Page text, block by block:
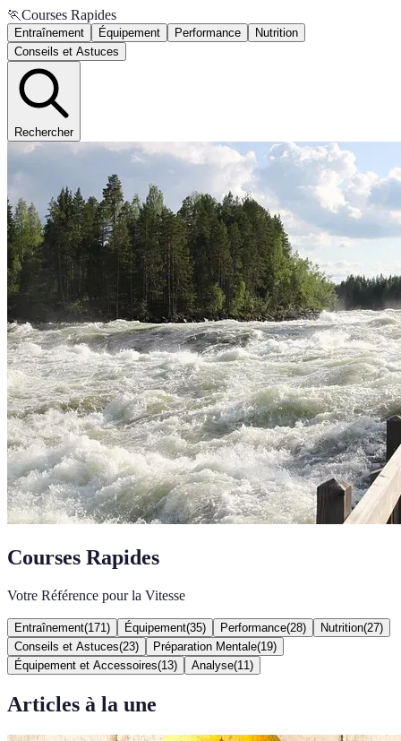
🏃Courses Rapides
Entraînement Équipement Performance
Nutrition
Conseils et Astuces
Rechercher
Courses Rapides
Votre Référence pour la Vitesse
Entraînement(171 ) Équipement(35) Performance(28) Nutrition(27)
Conseils et Astuces(23) Préparation Mentale(19)
Équipement et Accessoires(13) Analyse(11 )
Articles à la une